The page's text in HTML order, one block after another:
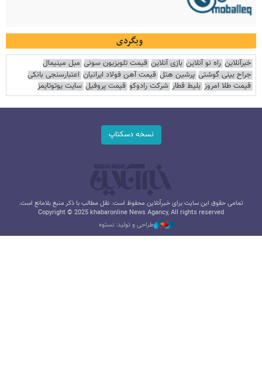
وبگردی
خبرآنلاین راه نو آنلاین بازی آنلاین قیمت تلویزیون سونی مبل مینیمال
جراح بینی گوشتی پرشین هتل قیمت آهن فولاد ایرانیان اعتبارسنجی بانکی
قیمت طلا امروز بلیط قطار شرکت رادوکو قیمت پروفیل سایت یوتوتایمز
نسخه دسکتاپ
تمامی حقوق این سایت برای خبرآنلاین محفوظ است. نقل مطالب با ذکر منبع بلامانع است.
Copyright © 2025 khabaronline News Agancy, All rights reserved
طراحی و تولید: نستوه